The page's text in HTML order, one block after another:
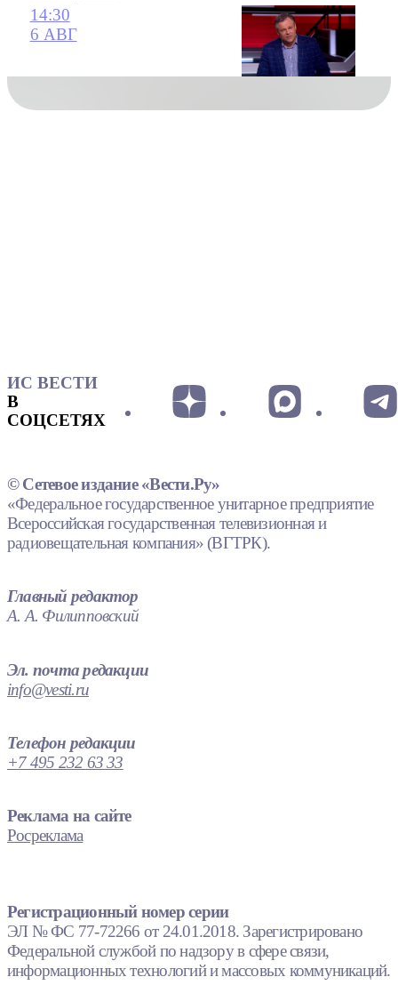
14:30
6 АВГ
ИС ВЕСТИ
В
СОЦСЕТЯХ
© Сетевое издание «Вести.Ру»
«Федеральное государственное унитарное предприятие
Всероссийская государственная телевизионная и
радиовещательная компания» (ВГТРК).
Главный редактор
А. А. Филипповский
Эл. почта редакции
info@vesti.ru
Телефон редакции
+7 495 232 63 33
Реклама на сайте
Росреклама
Регистрационный номер серии
ЭЛ № ФС 77-72266 от 24.01.2018. Зарегистрировано
Федеральной службой по надзору в сфере связи,
информационных технологий и массовых коммуникаций.